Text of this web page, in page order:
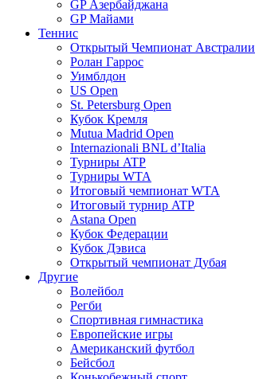
GP Азербайджана
GP Майами
Теннис
Открытый Чемпионат Австралии
Ролан Гаррос
Уимблдон
US Open
St. Petersburg Open
Кубок Кремля
Mutua Madrid Open
Internazionali BNL d’Italia
Турниры ATP
Турниры WTA
Итоговый чемпионат WTA
Итоговый турнир ATP
Astana Open
Кубок Федерации
Кубок Дэвиса
Открытый чемпионат Дубая
Другие
Волейбол
Регби
Спортивная гимнастика
Европейские игры
Американский футбол
Бейсбол